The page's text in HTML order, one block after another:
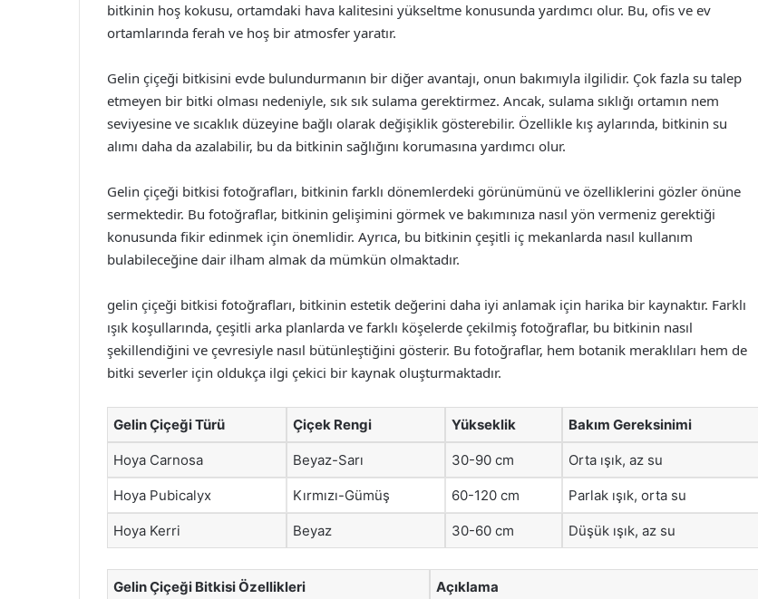
bitkinin hoş kokusu, ortamdaki hava kalitesini yükseltme konusunda yardımcı olur. Bu, ofis ve ev
ortamlarında ferah ve hoş bir atmosfer yaratır.
Gelin çiçeği bitkisini evde bulundurmanın bir diğer avantajı, onun bakımıyla ilgilidir. Çok fazla su talep
etmeyen bir bitki olması nedeniyle, sık sık sulama gerektirmez. Ancak, sulama sıklığı ortamın nem
seviyesine ve sıcaklık düzeyine bağlı olarak değişiklik gösterebilir. Özellikle kış aylarında, bitkinin su
alımı daha da azalabilir, bu da bitkinin sağlığını korumasına yardımcı olur.
Gelin çiçeği bitkisi fotoğrafları, bitkinin farklı dönemlerdeki görünümünü ve özelliklerini gözler önüne
sermektedir. Bu fotoğraflar, bitkinin gelişimini görmek ve bakımınıza nasıl yön vermeniz gerektiği
konusunda fikir edinmek için önemlidir. Ayrıca, bu bitkinin çeşitli iç mekanlarda nasıl kullanım
bulabileceğine dair ilham almak da mümkün olmaktadır.
gelin çiçeği bitkisi fotoğrafları, bitkinin estetik değerini daha iyi anlamak için harika bir kaynaktır. Farklı
ışık koşullarında, çeşitli arka planlarda ve farklı köşelerde çekilmiş fotoğraflar, bu bitkinin nasıl
şekillendiğini ve çevresiyle nasıl bütünleştiğini gösterir. Bu fotoğraflar, hem botanik meraklıları hem de
bitki severler için oldukça ilgi çekici bir kaynak oluşturmaktadır.
Gelin Çiçeği Türü Çiçek Rengi Yükseklik Bakım Gereksinimi
Hoya Carnosa Beyaz-Sarı 30-90 cm Orta ışık, az su
Hoya Pubicalyx Kırmızı-Gümüş 60-120 cm Parlak ışık, orta su
Hoya Kerri Beyaz 30-60 cm Düşük ışık, az su
Gelin Çiçeği Bitkisi Özellikleri Açıklama